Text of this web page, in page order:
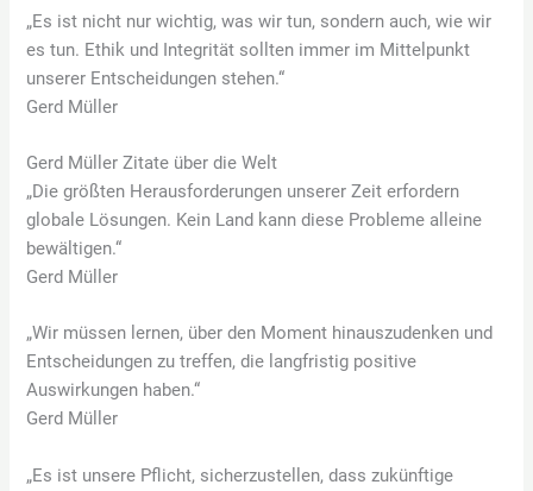
„Es ist nicht nur wichtig, was wir tun, sondern auch, wie wir
es tun. Ethik und Integrität sollten immer im Mittelpunkt
unserer Entscheidungen stehen.“
Gerd Müller
Gerd Müller Zitate über die Welt
„Die größten Herausforderungen unserer Zeit erfordern
globale Lösungen. Kein Land kann diese Probleme alleine
bewältigen.“
Gerd Müller
„Wir müssen lernen, über den Moment hinauszudenken und
Entscheidungen zu treffen, die langfristig positive
Auswirkungen haben.“
Gerd Müller
„Es ist unsere Pflicht, sicherzustellen, dass zukünftige